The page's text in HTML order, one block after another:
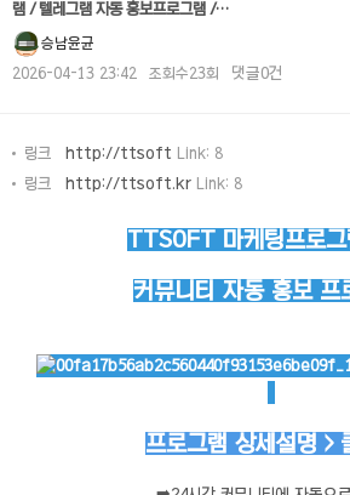
램 / 텔레그램 자동 홍보프로그램 /…
승남윤균
2026-04-13 23:42 조회수23회 댓글0건
링크 http://ttsoft Link: 8
링크 http://ttsoft.kr Link: 8
TTSOFT 마케팅프로그
커뮤니티 자동 홍보 프
프로그램 상세설명 >